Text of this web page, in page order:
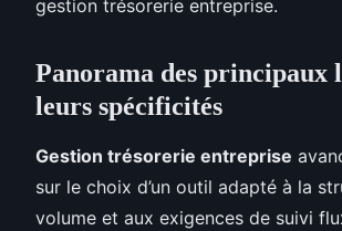
gestion trésorerie entreprise.
Panorama des principaux
leurs spécificités
Gestion trésorerie entreprise
sur le choix d’un outil adapté à la
volume et aux exigences de suivi